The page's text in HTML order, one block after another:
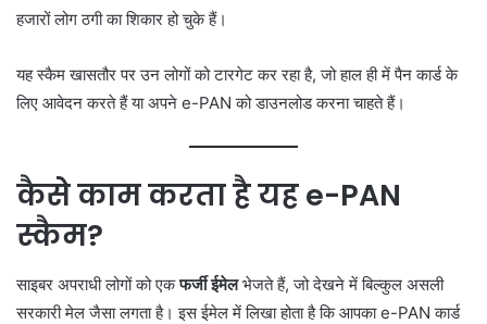
हजारों लोग ठगी का शिकार हो चुके हैं।
यह स्कैम खासतौर पर उन लोगों को टारगेट कर रहा है, जो हाल ही में पैन कार्ड के
लिए आवेदन करते हैं या अपने e-PAN को डाउनलोड करना चाहते हैं।
कैसे काम करता है यह e-PAN
स्कैम?
साइबर अपराधी लोगों को एकफर्जी ईमेलभेजते हैं, जो देखने में बिल्कुल असली
सरकारी मेल जैसा लगता है। इस ईमेल में लिखा होता है कि आपका e-PAN कार्ड